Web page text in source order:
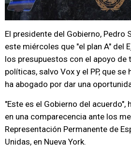
El presidente del Gobierno, Pedro
este miércoles que "el plan A" del
los presupuestos con el apoyo de
políticas, salvo Vox y el PP, que se
ha abogado por dar una
"Este es el Gobierno del acuerdo",
en una comparecencia ante los
Representación Permanente de
Unidas, en Nueva York.